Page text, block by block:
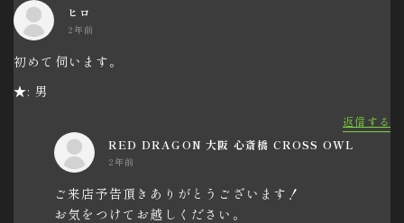
ヒロ
2年前
初めて伺います。
★: 男
返信する
RED DRAGON 大阪 心斎橋 CROSS OWL
2年前
ご来店予告頂きありがとうございます！
お気をつけてお越しください。